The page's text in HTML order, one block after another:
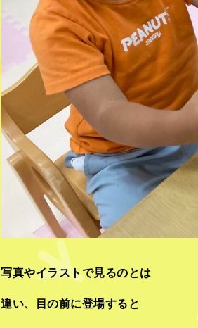
写真やイラストで見るのとは
違い、目の前に登場すると